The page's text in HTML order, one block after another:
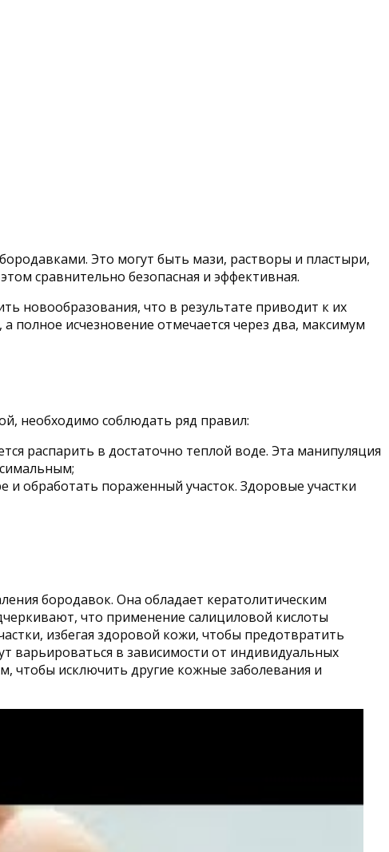
Это могут быть мази, растворы и пластыри,
сравнительно безопасная и эффективная.
новообразования, что в результате приводит к их
полное исчезновение отмечается через два, максимум
необходимо соблюдать ряд правил:
распарить в достаточно теплой воде. Эта манипуляция
и обработать пораженный участок. Здоровые участки
бородавок. Она обладает кератолитическим
что применение салициловой кислоты
избегая здоровой кожи, чтобы предотвратить
варьироваться в зависимости от индивидуальных
чтобы исключить другие кожные заболевания и